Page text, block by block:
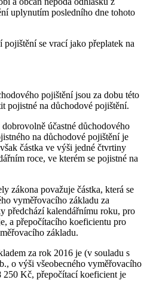
uplynutím posledního dne tohoto
pojištění se vrací jako přeplatek na
pojištění jsou za dobu této
pojistné na důchodové pojištění.
účastné důchodového
na důchodové pojištění je
částka ve výši jedné čtvrtiny
roce, ve kterém se pojistné na
zákona považuje částka, která se
vyměřovacího základu za
předchází kalendářnímu roku, pro
a přepočítacího koeficientu pro
základu.
za rok 2016 je (v souladu s
o výši všeobecného vyměřovacího
250 Kč, přepočítací koeficient je